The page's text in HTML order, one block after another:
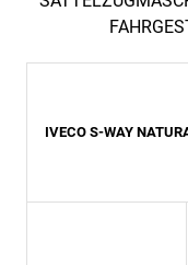
IVECO S-WAY